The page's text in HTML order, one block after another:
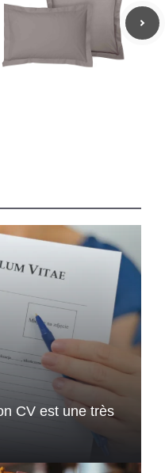
CV est une très